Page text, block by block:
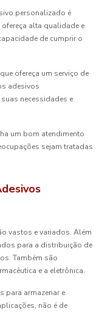
personalizado é
alta qualidade e
de cumprir o
ofereça um serviço de
adesivos
necessidades e
um bom atendimento
sejam tratadas
vastos e variados. Além
para a distribuição de
Também são
e a eletrônica.
para armazenar e
não é de